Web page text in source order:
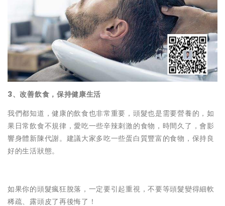
3、改善飲食，保持健康生活
我們都知道，健康的飲食也非常重要，頭髮也是需要營養的，如
果日常飲食不規律，愛吃一些辛辣刺激的食物，時間久了，會影
響身體新陳代謝。建議大家多吃一些蛋白質豐富的食物，保持良
好的生活狀態。
如果你的頭髮瘋狂脫落，一定要引起重視，不要等頭髮變得細軟
稀疏、露頭皮了再後悔了！